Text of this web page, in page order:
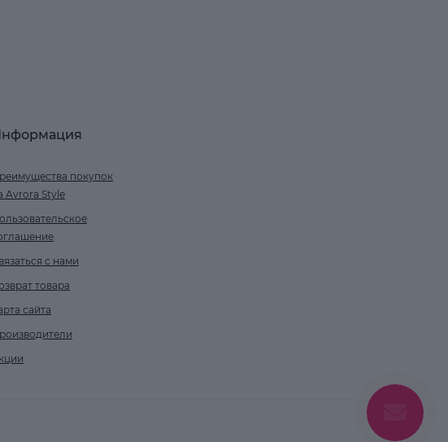
покупок
Avrora Style
с нами
товара
сайта